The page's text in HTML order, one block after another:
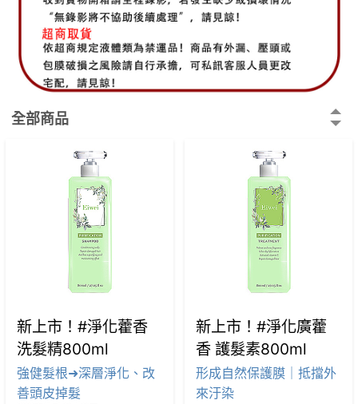
全部商品
新上市！#淨化藿香
洗髮精800ml
強健髮根➜深層淨化、改
善頭皮掉髮
新上市！#淨化廣藿
香 護髮素800ml
形成自然保護膜｜抵擋外
來汙染